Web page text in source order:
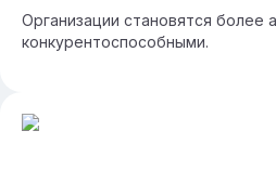
Организации становятся более
конкурентоспособными.